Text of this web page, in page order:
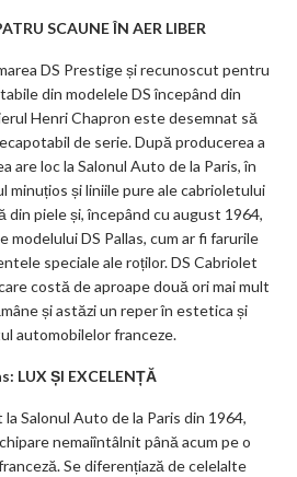
SCAUNE ÎN AER LIBER
DS Prestige și recunoscut pentru
din modelele DS începând din
Henri Chapron este desemnat să
de serie. După producerea a
are loc la Salonul Auto de la Paris, în
minuțios și liniile pure ale cabrioletului
piele și, începând cu august 1964,
DS Pallas, cum ar fi farurile
speciale ale roților. DS Cabriolet
costă de aproape două ori mai mult
și astăzi un reper în estetica și
automobilelor franceze.
LUX ȘI EXCELENȚĂ
la Salonul Auto de la Paris din 1964,
nemaiîntâlnit până acum pe o
Se diferențiază de celelalte